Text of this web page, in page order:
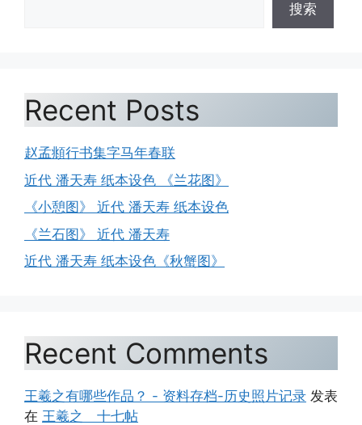
搜索
Recent Posts
赵孟頫行书集字马年春联
近代 潘天寿 纸本设色 《兰花图》
《小憩图》 近代 潘天寿 纸本设色
《兰石图》 近代 潘天寿
近代 潘天寿 纸本设色《秋蟹图》
Recent Comments
王羲之有哪些作品？ - 资料存档-历史照片记录 发表
在 王羲之 十七帖